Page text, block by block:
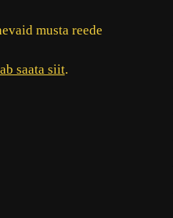
musta reede
saata siit.